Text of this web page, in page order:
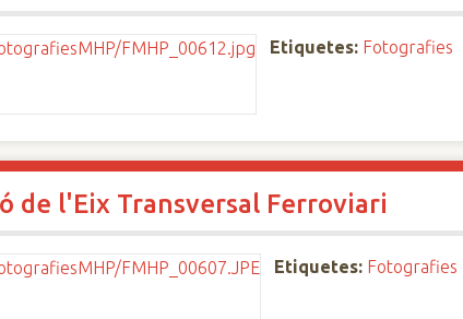
Etiquetes: Fotografies
de l'Eix Transversal Ferroviari
Etiquetes: Fotografies